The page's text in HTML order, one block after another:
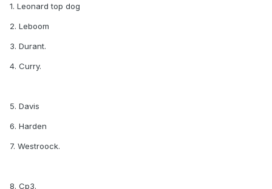
1. Leonard top dog
2. Leboom
3. Durant.
4. Curry.
5. Davis
6. Harden
7. Westroock.
8. Cp3.